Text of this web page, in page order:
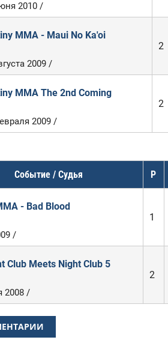
2010 /
MMA - Maui No Ka'oi
2
2009 /
MMA The 2nd Coming
2
2009 /
Событие / Судья Р
- Bad Blood
1
/
Club Meets Night Club 5
2
2008 /